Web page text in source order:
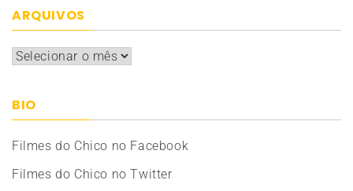
ARQUIVOS
Arquivos
BIO
Filmes do Chico no Facebook
Filmes do Chico no Twitter